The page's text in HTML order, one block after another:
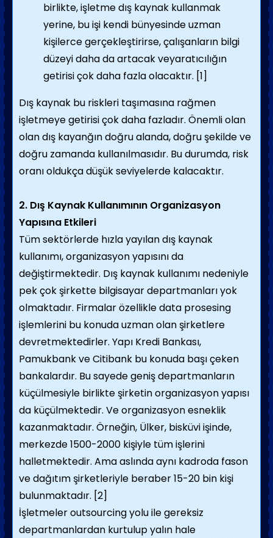
birlikte, işletme dış kaynak kullanmak
yerine, bu işi kendi bünyesinde uzman
kişilerce gerçekleştirirse, çalışanların bilgi
düzeyi daha da artacak veyaratıcılığın
getirisi çok daha fazla olacaktır. [1]
Dış kaynak bu riskleri taşımasına rağmen
işletmeye getirisi çok daha fazladır. Önemli olan
olan dış kayanğın doğru alanda, doğru şekilde ve
doğru zamanda kullanılmasıdır. Bu durumda, risk
oranı oldukça düşük seviyelerde kalacaktır.
2. Dış Kaynak Kullanımının Organizasyon
Yapısına Etkileri
Tüm sektörlerde hızla yayılan dış kaynak
kullanımı, organizasyon yapısını da
değiştirmektedir. Dış kaynak kullanımı nedeniyle
pek çok şirkette bilgisayar departmanları yok
olmaktadır. Firmalar özellikle data prosesing
işlemlerini bu konuda uzman olan şirketlere
devretmektedirler. Yapı Kredi Bankası,
Pamukbank ve Citibank bu konuda başı çeken
bankalardır. Bu sayede geniş departmanların
küçülmesiyle birlikte şirketin organizasyon yapısı
da küçülmektedir. Ve organizasyon esneklik
kazanmaktadır. Örneğin, Ülker, bisküvi işinde,
merkezde 1500-2000 kişiyle tüm işlerini
halletmektedir. Ama aslında aynı kadroda fason
ve dağıtım şirketleriyle beraber 15-20 bin kişi
bulunmaktadır. [2]
İşletmeler outsourcing yolu ile gereksiz
departmanlardan kurtulup yalın hale